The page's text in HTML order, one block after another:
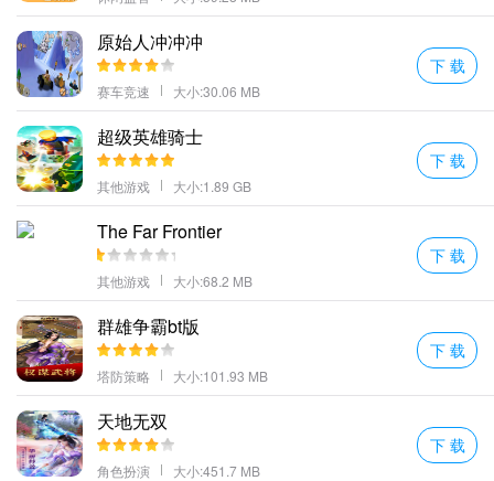
原始人冲冲冲
赛车竞速 大小:30.06 MB
下 载
超级英雄骑士
其他游戏 大小:1.89 GB
下 载
The Far Frontier
其他游戏 大小:68.2 MB
下 载
群雄争霸bt版
塔防策略 大小:101.93 MB
下 载
天地无双
角色扮演 大小:451.7 MB
下 载